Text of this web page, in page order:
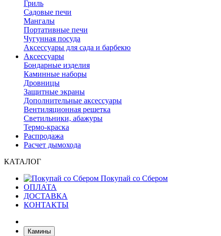
Гриль
Садовые печи
Мангалы
Портативные печи
Чугунная посуда
Аксессуары для сада и барбекю
Аксессуары
Бондарные изделия
Каминные наборы
Дровницы
Защитные экраны
Дополнительные аксессуары
Вентиляционная решетка
Светильники, абажуры
Термо-краска
Распродажа
Расчет дымохода
КАТАЛОГ
Покупай со Сбером
ОПЛАТА
ДОСТАВКА
КОНТАКТЫ
Камины